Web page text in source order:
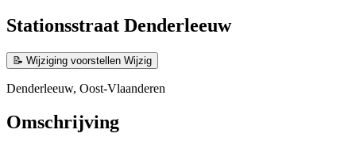
Stationsstraat Denderleeuw
📝 Wijziging voorstellen Wijzig
Denderleeuw, Oost-Vlaanderen
Omschrijving